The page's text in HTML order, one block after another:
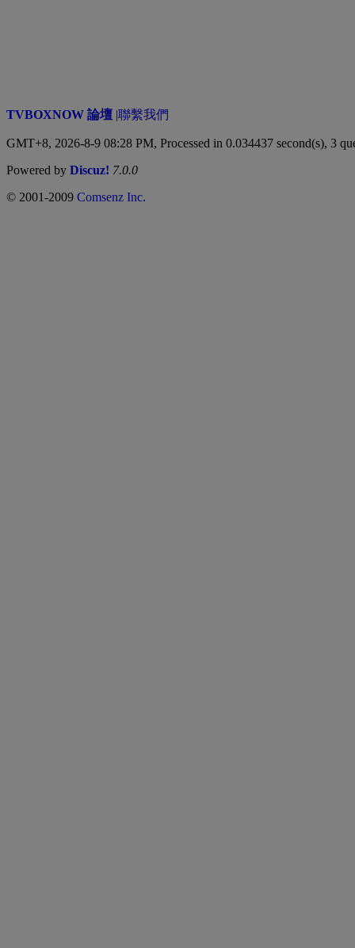
TVBOXNOW 論壇 |聯繫我們
GMT+8, 2026-8-9 08:28 PM, Processed in 0.034437 second(s), 3
Powered by Discuz! 7.0.0
© 2001-2009 Comsenz Inc.